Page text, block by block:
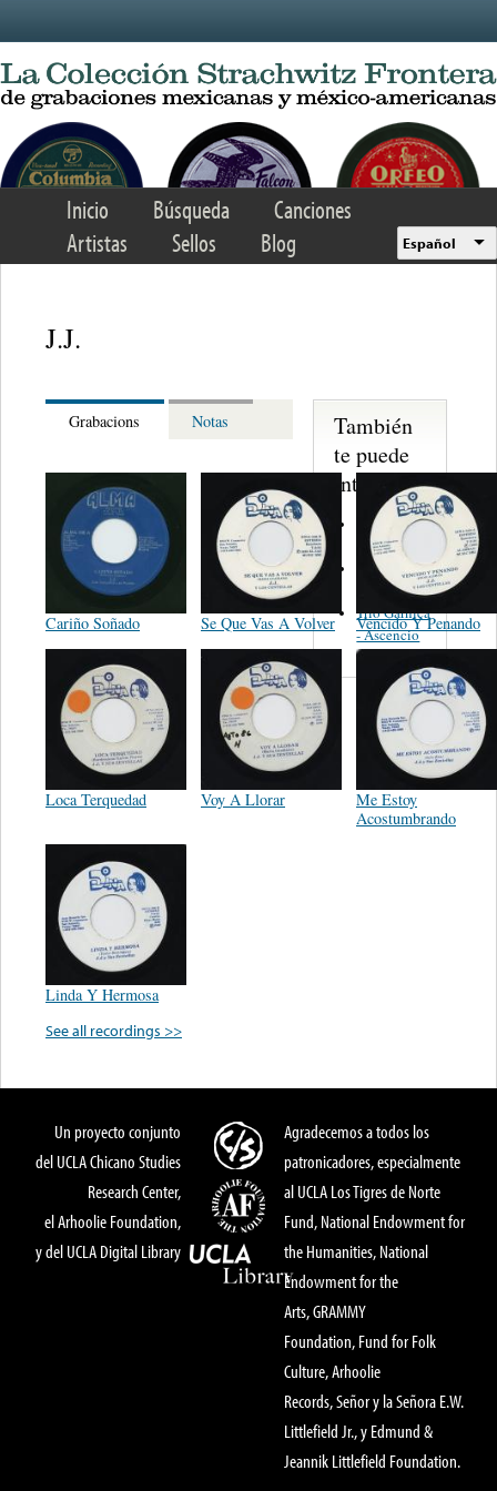
Inicio Búsqueda
Canciones
Artistas
Sellos Blog Español
J.J.
Grabacions Notas
Cariño Soñado Se Que Vas A Volver Vencido Y Penando
Loca Terquedad Voy A Llorar
Me Estoy
Acostumbrando
Linda Y Hermosa
See all recordings >>
También
te puede
interesar...
Adelina
García
Arturo
Vásquez
Trio Garnica
- Ascencio
Un proyecto conjunto
del UCLA Chicano Studies
Research Center,
el Arhoolie Foundation,
y del UCLA Digital Library
Agradecemos a todos los
patronicadores, especialmente
al UCLA Los Tigres de Norte
Fund, National Endowment for
the Humanities, National
Endowment for the
Arts, GRAMMY
Foundation, Fund for Folk
Culture, Arhoolie
Records, Señor y la Señora E.W.
Littlefield Jr., y Edmund &
Jeannik Littlefield Foundation.